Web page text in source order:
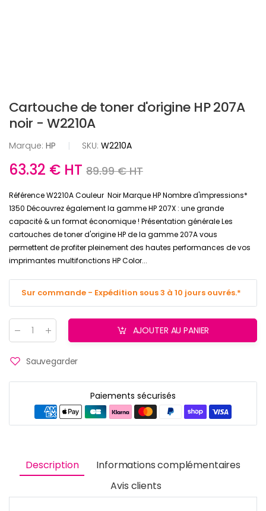
Cartouche de toner d'origine HP 207A
noir - W2210A
Marque: HP | SKU: W2210A
63.32 € HT 89.99 € HT
Référence W2210A Couleur Noir Marque HP Nombre d'impressions*
1350 Découvrez également la gamme HP 207X : une grande
capacité & un format économique ! Présentation générale Les
cartouches de toner d'origine HP de la gamme 207A vous
permettent de profiter pleinement des hautes performances de vos
imprimantes multifonctions HP Color...
Sur commande - Expédition sous 3 à 10 jours ouvrés.*
Quantité
AJOUTER AU PANIER
Sauvegarder
Paiements sécurisés
Description
Informations complémentaires
Avis clients